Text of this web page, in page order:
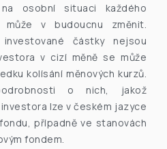
osobní situaci každého
v budoucnu změnit.
částky nejsou
v cizí měně se může
kolísání měnových kurzů.
o nich, jakož
lze v českém jazyce
případně ve stanovách
fondem.